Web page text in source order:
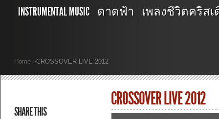
INSTRUMENTAL MUSIC ดาดฟ้า เพลงชีวิตคริสเตียน
Home »CROSSOVER LIVE 2012
SHARE THIS
CROSSOVER LIVE 2012